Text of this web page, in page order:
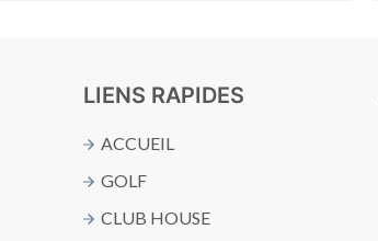
LIENS RAPIDES
ACCUEIL
GOLF
CLUB HOUSE